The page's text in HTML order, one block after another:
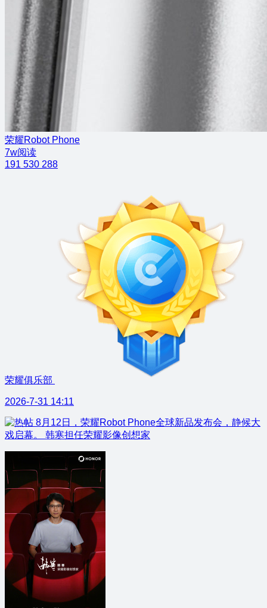
荣耀Robot Phone
7w阅读
191 530 288
荣耀俱乐部
2026-7-31 14:11
8月12日，荣耀Robot Phone全球新品发布会，静候大
戏启幕。 韩寒担任荣耀影像创想家